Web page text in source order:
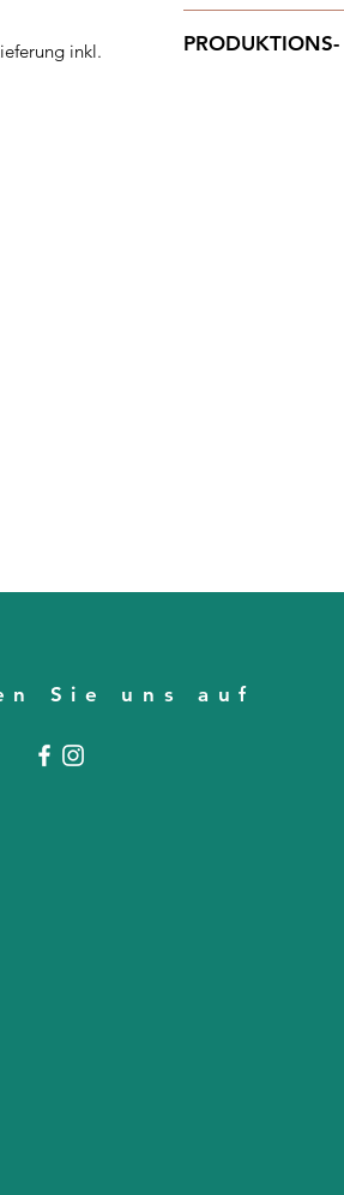
inkl.
daher nicht
Standardversand
Sie uns auf